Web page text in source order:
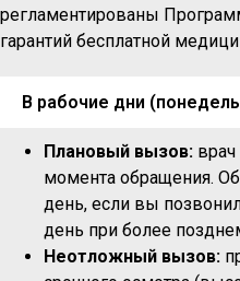
регламентированы
гарантий бесплатной
В рабочие дни
Плановый вызов:
момента обращения.
день, если вы
день при более
Неотложный вызов: